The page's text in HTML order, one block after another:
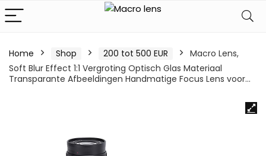
Home Shop 200 tot 500 EUR
Macro Lens,
Soft Blur Effect 1:1 Vergroting Optisch Glas Materiaal
Transparante Afbeeldingen Handmatige Focus Lens voor…